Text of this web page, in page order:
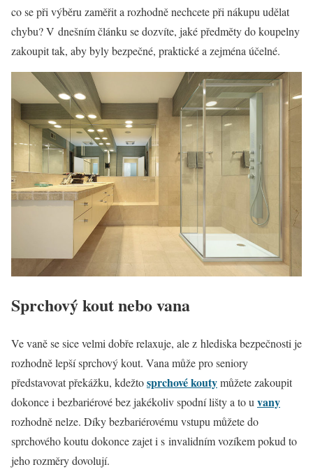
co se při výběru zaměřit a rozhodně nechcete při nákupu udělat
chybu? V dnešním článku se dozvíte, jaké předměty do koupelny
zakoupit tak, aby byly bezpečné, praktické a zejména účelné.
Sprchový kout nebo vana
Ve vaně se sice velmi dobře relaxuje, ale z hlediska bezpečnosti je
rozhodně lepší sprchový kout. Vana může pro seniory
představovat překážku, kdežtosprchové koutymůžete zakoupit
dokonce i bezbariérové bez jakékoliv spodní lišty a to u vany
rozhodně nelze. Díky bezbariérovému vstupu můžete do
sprchového koutu dokonce zajet i s invalidním vozíkem pokud to
jeho rozměry dovolují.